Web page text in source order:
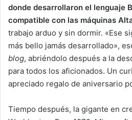
donde desarrollaron el lenguaje
compatible con las máquinas
trabajo arduo y sin dormir. «Ese
más bello jamás desarrollado»,
blog, abriéndolo después a la
para todos los aficionados. Un
apreciado regalo de aniversario
Tiempo después, la gigante en